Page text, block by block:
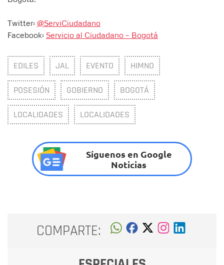
Twitter: @ServiCiudadano
Facebook: Servicio al Ciudadano – Bogotá
EDILES JAL EVENTO HIMNO
POSESIÓN GOBIERNO BOGOTÁ
LOCALIDADES LOCALIDADES
Síguenos en Google
Noticias
COMPARTE: